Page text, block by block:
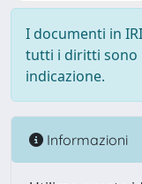
I documenti in
tutti i diritti sono
indicazione.
Informazioni